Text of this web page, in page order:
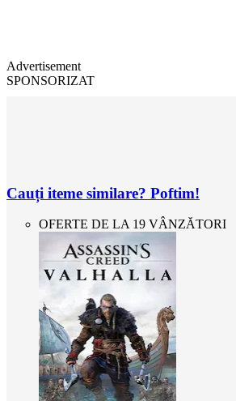
Advertisement
SPONSORIZAT
Cauți iteme similare? Poftim!
OFERTE DE LA 19 VÂNZĂTORI